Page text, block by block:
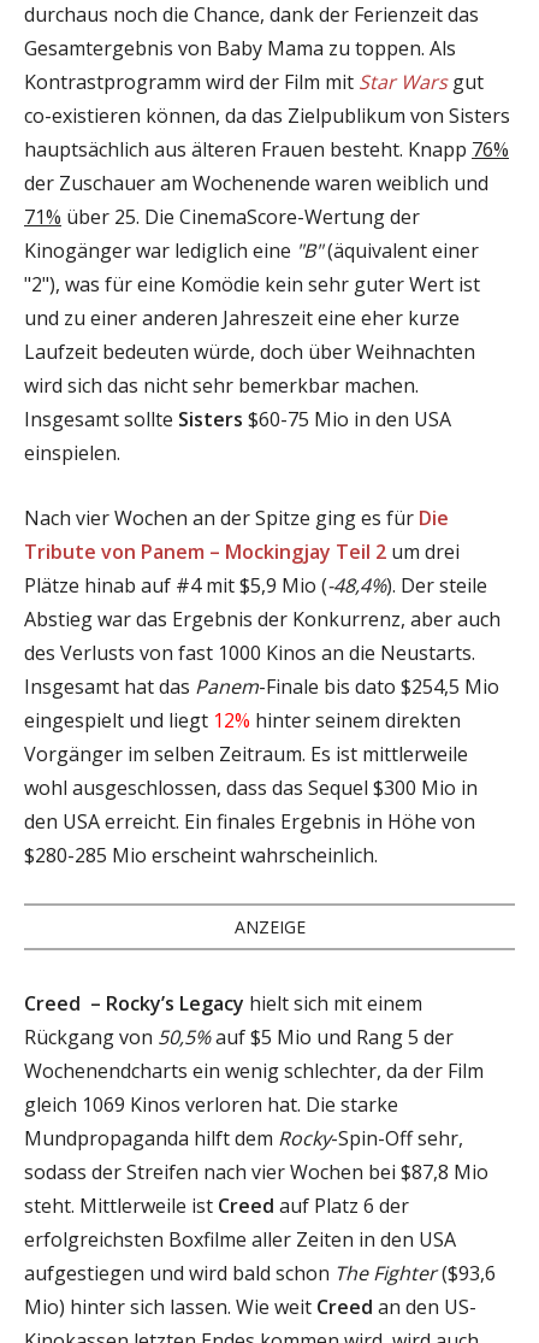
durchaus noch die Chance, dank der Ferienzeit das
Gesamtergebnis von Baby Mama zu toppen. Als
Kontrastprogramm wird der Film mit Star Warsgut
co-existieren können, da das Zielpublikum von Sisters
hauptsächlich aus älteren Frauen besteht. Knapp 76%
der Zuschauer am Wochenende waren weiblich und
71% über 25. Die CinemaScore-Wertung der
Kinogänger war lediglich eine "B"(äquivalent einer
"2"), was für eine Komödie kein sehr guter Wert ist
und zu einer anderen Jahreszeit eine eher kurze
Laufzeit bedeuten würde, doch über Weihnachten
wird sich das nicht sehr bemerkbar machen.
Insgesamt sollte Sisters $60-75 Mio in den USA
einspielen.
Nach vier Wochen an der Spitze ging es für Die
Tribute von Panem – Mockingjay Teil 2 um drei
Plätze hinab auf #4 mit $5,9 Mio (-48,4%). Der steile
Abstieg war das Ergebnis der Konkurrenz, aber auch
des Verlusts von fast 1000 Kinos an die Neustarts.
Insgesamt hat das Panem-Finale bis dato $254,5 Mio
eingespielt und liegt 12% hinter seinem direkten
Vorgänger im selben Zeitraum. Es ist mittlerweile
wohl ausgeschlossen, dass das Sequel $300 Mio in
den USA erreicht. Ein finales Ergebnis in Höhe von
$280-285 Mio erscheint wahrscheinlich.
ANZEIGE
Creed – Rocky’s Legacy hielt sich mit einem
Rückgang von 50,5%auf $5 Mio und Rang 5 der
Wochenendcharts ein wenig schlechter, da der Film
gleich 1069 Kinos verloren hat. Die starke
Mundpropaganda hilft dem Rocky-Spin-Off sehr,
sodass der Streifen nach vier Wochen bei $87,8 Mio
steht. Mittlerweile ist Creed auf Platz 6 der
erfolgreichsten Boxfilme aller Zeiten in den USA
aufgestiegen und wird bald schon The Fighter($93,6
Mio) hinter sich lassen. Wie weit Creed an den US-